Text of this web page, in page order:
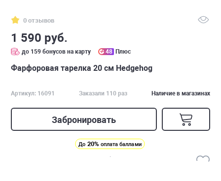
0 отзывов
1 590 руб.
до 159 бонусов на карту 48 Плюс
Фарфоровая тарелка 20 см Hedgehog
Артикул: 16091 Заказали 110 раз Наличие в магазинах
Забронировать
До 20% оплата баллами